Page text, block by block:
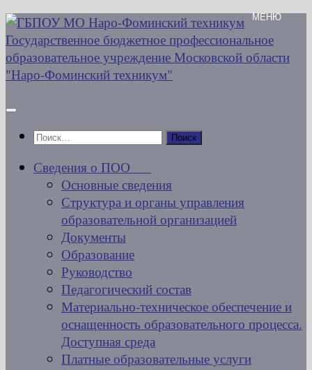
Перейти
к
содержимому
Найти:
Сведения о ПОО
Основные сведения
Структура и органы управления
образовательной организацией
Документы
Образование
Руководство
Педагогический состав
Материально-техническое обеспечение и
оснащенность образовательного процесса.
Доступная среда
Платные образовательные услуги